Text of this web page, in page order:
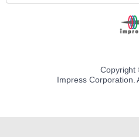
Copyright
Impress Corporation.